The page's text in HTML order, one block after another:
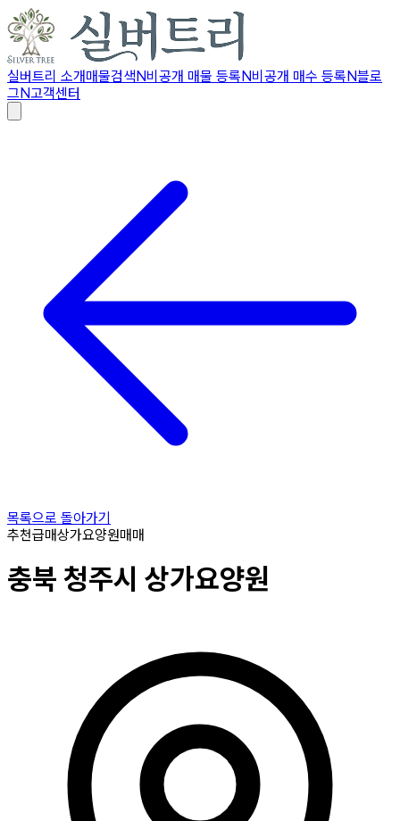
실버트리 소개매물검색N비공개 매물 등록N비공개 매수 등록N블로
그N고객센터
목록으로 돌아가기
추천급매상가요양원매매
충북 청주시 상가요양원